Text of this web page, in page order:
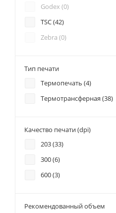
Godex (0)
TSC (42)
Zebra (0)
Тип печати
Термопечать (4)
Термотрансферная (38)
Качество печати (dpi)
203 (33)
300 (6)
600 (3)
Рекомендованный объем